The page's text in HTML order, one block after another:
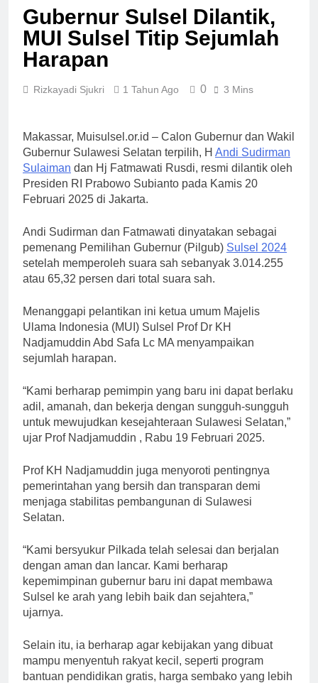
Sains
MUI Sulsel dan LPH
Madani Indonesia
Tetapkan Empat
Pelaku Usaha Halal
6 Hari Ago
Sinergi MUI Sulsel dan
Sidang Fatwa Tetapkan
1 Minggu Ago
Label Halal Belum
Batas Kaidah Darurat
1 Minggu Ago
Panitia Musda IX MUI
Sulsel Bangun Sinergi
dengan PT Semen
Tonasa
1 Minggu Ago
KENCINGILAH
TERKENAL (Ketika
Sensasi Menjadi Jalan
Pintas Menuju
Popularitas)
Musda MUI Sulsel
Bangun Kolaborasi
dengan UNM,
Pencerahan Kalbu
Prioritas
1 Minggu Ago
Gubernur Sulsel Dilantik,
MUI Sulsel Titip Sejumlah
Harapan
Rizkayadi Sjukri 1 Tahun Ago 0 3 Mins
Makassar, Muisulsel.or.id – Calon Gubernur dan Wakil
Gubernur Sulawesi Selatan terpilih, H Andi Sudirman
Sulaiman dan Hj Fatmawati Rusdi, resmi dilantik oleh
Presiden RI Prabowo Subianto pada Kamis 20
Februari 2025 di Jakarta.
Andi Sudirman dan Fatmawati dinyatakan sebagai
pemenang Pemilihan Gubernur (Pilgub) Sulsel 2024
setelah memperoleh suara sah sebanyak 3.014.255
atau 65,32 persen dari total suara sah.
Menanggapi pelantikan ini ketua umum Majelis
Ulama Indonesia (MUI) Sulsel Prof Dr KH
Nadjamuddin Abd Safa Lc MA menyampaikan
sejumlah harapan.
“Kami berharap pemimpin yang baru ini dapat berlaku
adil, amanah, dan bekerja dengan sungguh-sungguh
untuk mewujudkan kesejahteraan Sulawesi Selatan,”
ujar Prof Nadjamuddin , Rabu 19 Februari 2025.
Prof KH Nadjamuddin juga menyoroti pentingnya
pemerintahan yang bersih dan transparan demi
menjaga stabilitas pembangunan di Sulawesi
Selatan.
“Kami bersyukur Pilkada telah selesai dan berjalan
dengan aman dan lancar. Kami berharap
kepemimpinan gubernur baru ini dapat membawa
Sulsel ke arah yang lebih baik dan sejahtera,”
ujarnya.
Selain itu, ia berharap agar kebijakan yang dibuat
mampu menyentuh rakyat kecil, seperti program
bantuan pendidikan gratis, harga sembako yang lebih